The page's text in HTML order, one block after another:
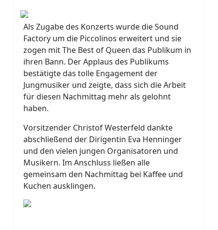
Als Zugabe des Konzerts wurde die Sound
Factory um die Piccolinos erweitert und sie
zogen mit The Best of Queen das Publikum in
ihren Bann. Der Applaus des Publikums
bestätigte das tolle Engagement der
Jungmusiker und zeigte, dass sich die Arbeit
für diesen Nachmittag mehr als gelohnt
haben.
Vorsitzender Christof Westerfeld dankte
abschließend der Dirigentin Eva Henninger
und den vielen jungen Organisatoren und
Musikern. Im Anschluss ließen alle
gemeinsam den Nachmittag bei Kaffee und
Kuchen ausklingen.